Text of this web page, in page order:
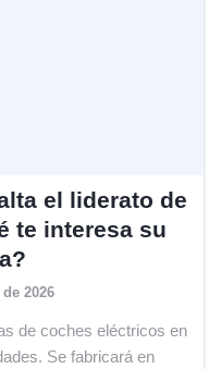
el liderato de
te interesa su
2026
de coches eléctricos en
Se fabricará en